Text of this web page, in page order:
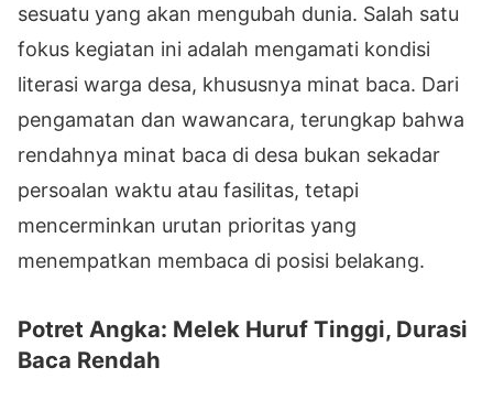
sesuatu yang akan mengubah dunia. Salah satu
fokus kegiatan ini adalah mengamati kondisi
literasi warga desa, khususnya minat baca. Dari
pengamatan dan wawancara, terungkap bahwa
rendahnya minat baca di desa bukan sekadar
persoalan waktu atau fasilitas, tetapi
mencerminkan urutan prioritas yang
menempatkan membaca di posisi belakang.
Potret Angka: Melek Huruf Tinggi, Durasi
Baca Rendah